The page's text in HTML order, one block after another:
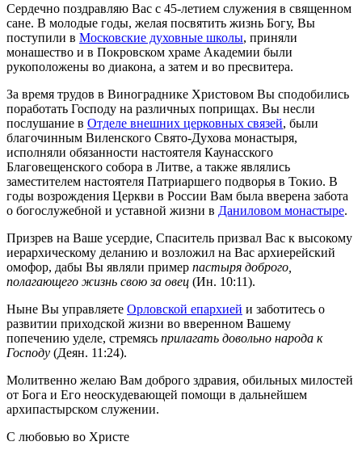
Сердечно поздравляю Вас с 45-летием служения в священном
сане. В молодые годы, желая посвятить жизнь Богу, Вы
поступили в Московские духовные школы, приняли
монашество и в Покровском храме Академии были
рукоположены во диакона, а затем и во пресвитера.
За время трудов в Винограднике Христовом Вы сподобились
поработать Господу на различных поприщах. Вы несли
послушание в Отделе внешних церковных связей, были
благочинным Виленского Свято-Духова монастыря,
исполняли обязанности настоятеля Каунасского
Благовещенского собора в Литве, а также являлись
заместителем настоятеля Патриаршего подворья в Токио. В
годы возрождения Церкви в России Вам была вверена забота
о богослужебной и уставной жизни в Даниловом монастыре.
Призрев на Ваше усердие, Спаситель призвал Вас к высокому
иерархическому деланию и возложил на Вас архиерейский
омофор, дабы Вы являли пример пастыря доброго,
полагающего жизнь свою за овец (Ин. 10:11).
Ныне Вы управляете Орловской епархией и заботитесь о
развитии приходской жизни во вверенном Вашему
попечению уделе, стремясь прилагать довольно народа к
Господу (Деян. 11:24).
Молитвенно желаю Вам доброго здравия, обильных милостей
от Бога и Его неоскудевающей помощи в дальнейшем
архипастырском служении.
С любовью во Христе